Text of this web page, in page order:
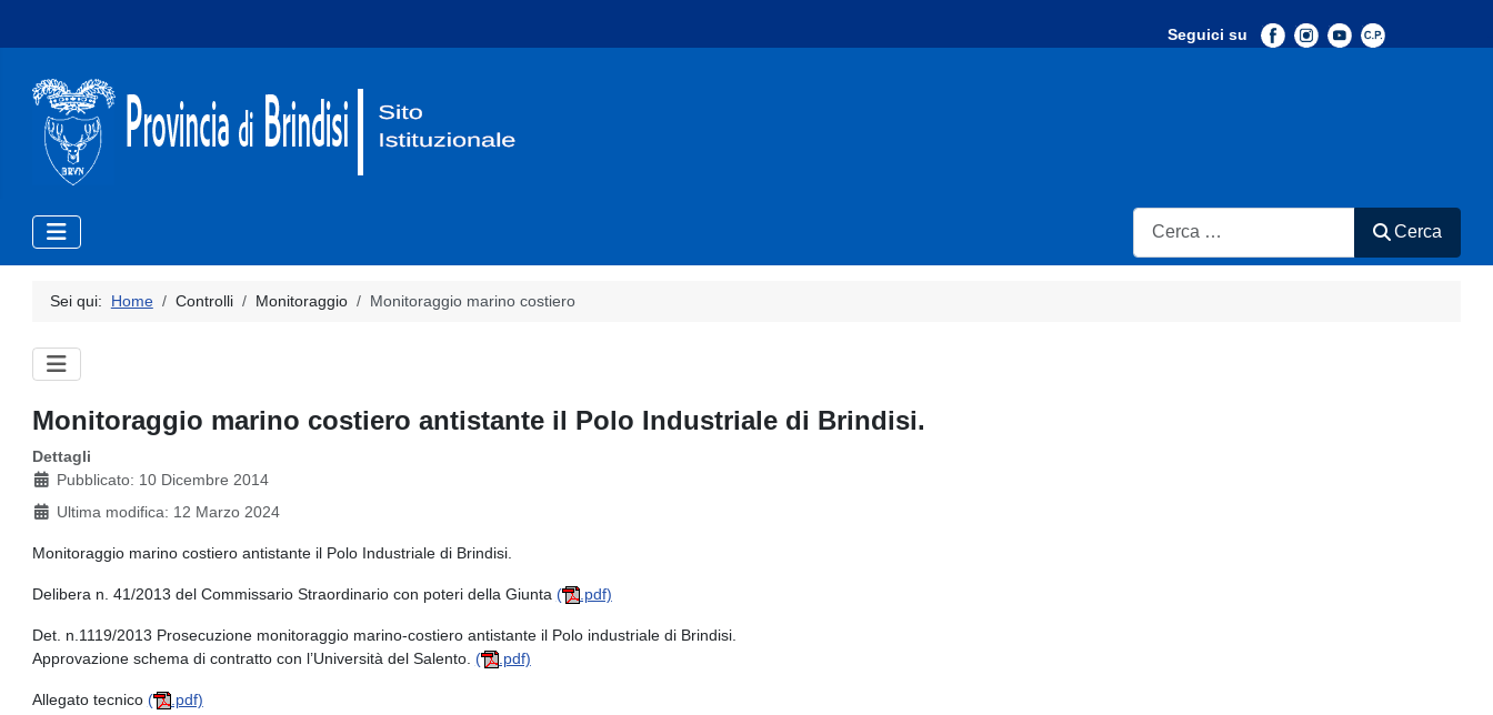
Seguici su
Search
Cerca
Sei qui: Home Controlli Monitoraggio Monitoraggio marino costiero
Monitoraggio marino costiero antistante il Polo Industriale di Brindisi.
Dettagli
Pubblicato: 10 Dicembre 2014
Ultima modifica: 12 Marzo 2024
Monitoraggio marino costiero antistante il Polo Industriale di Brindisi.
Delibera n. 41/2013 del Commissario Straordinario con poteri della Giunta ( .pdf)
Det. n.1119/2013 Prosecuzione monitoraggio marino-costiero antistante il Polo industriale di Brindisi.
Approvazione schema di contratto con l’Università del Salento. ( .pdf)
Allegato tecnico ( .pdf)